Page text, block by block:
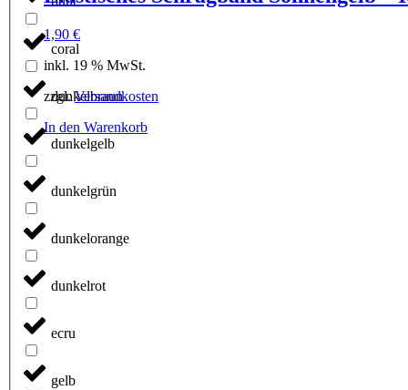
coral
dunkelbraun
dunkelgelb
dunkelgrün
dunkelorange
dunkelrot
ecru
gelb
1,90 €
inkl. 19 % MwSt.
zzgl.Versandkosten
In den Warenkorb